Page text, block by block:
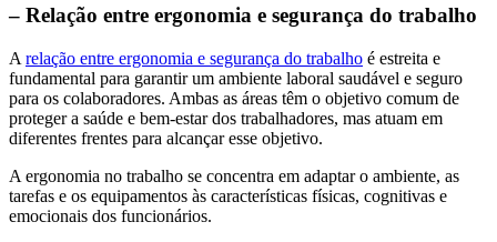
– Relação entre ergonomia e segurança do trabalho
A relação entre ergonomia e segurança do trabalho é estreita e
fundamental para garantir um ambiente laboral saudável e seguro
para os colaboradores. Ambas as áreas têm o objetivo comum de
proteger a saúde e bem-estar dos trabalhadores, mas atuam em
diferentes frentes para alcançar esse objetivo.
A ergonomia no trabalho se concentra em adaptar o ambiente, as
tarefas e os equipamentos às características físicas, cognitivas e
emocionais dos funcionários.